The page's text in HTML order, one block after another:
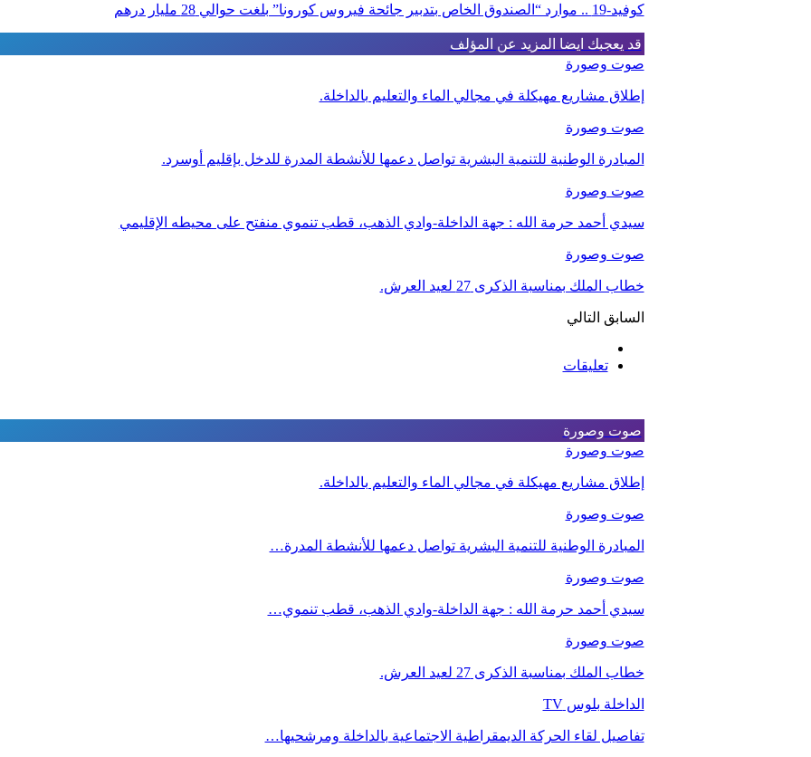
كوفيد-19 .. موارد “الصندوق الخاص بتدبير جائحة فيروس كورونا” بلغت حوالي 28 مليار درهم
قد يعجبك ايضا المزيد عن المؤلف
صوت وصورة
إطلاق مشاريع مهيكلة في مجالي الماء والتعليم بالداخلة.
صوت وصورة
المبادرة الوطنية للتنمية البشرية تواصل دعمها للأنشطة المدرة للدخل بإقليم أوسرد.
صوت وصورة
سيدي أحمد حرمة الله : جهة الداخلة-وادي الذهب، قطب تنموي منفتح على محيطه الإقليمي
صوت وصورة
خطاب الملك بمناسبة الذكرى 27 لعيد العرش.
السابق التالي
تعليقات
صوت وصورة
صوت وصورة
إطلاق مشاريع مهيكلة في مجالي الماء والتعليم بالداخلة.
صوت وصورة
المبادرة الوطنية للتنمية البشرية تواصل دعمها للأنشطة المدرة…
صوت وصورة
سيدي أحمد حرمة الله : جهة الداخلة-وادي الذهب، قطب تنموي…
صوت وصورة
خطاب الملك بمناسبة الذكرى 27 لعيد العرش.
الداخلة بلوس TV
تفاصيل لقاء الحركة الديمقراطية الاجتماعية بالداخلة ومرشحيها…